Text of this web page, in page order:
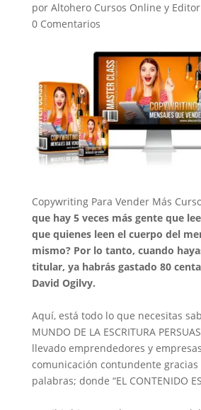
por Altohero Cursos Online y
0 Comentarios
Copywriting Para Vender Más
que hay 5 veces más gente que
que quienes leen el cuerpo del
mismo? Por lo tanto, cuando
titular, ya habrás gastado 80
David Ogilvy.
Aquí, está todo lo que necesitas
MUNDO DE LA ESCRITURA
llevado emprendedores y
comunicación contundente
palabras; donde “EL CONTENIDO ES